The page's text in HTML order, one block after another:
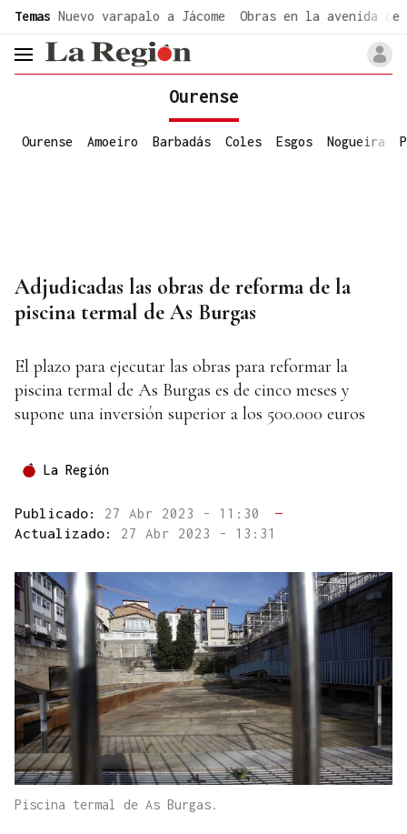
Temas Nuevo varapalo a Jácome Obras en la avenida de
header.menu.open
Ourense
Ourense Amoeiro Barbadás Coles Esgos Nogueira
Adjudicadas las obras de reforma de la
piscina termal de As Burgas
El plazo para ejecutar las obras para reformar la
piscina termal de As Burgas es de cinco meses y
supone una inversión superior a los 500.000 euros
La Región
Publicado: 27 Abr 2023 - 11:30
—
Actualizado: 27 Abr 2023 - 13:31
Piscina termal de As Burgas.